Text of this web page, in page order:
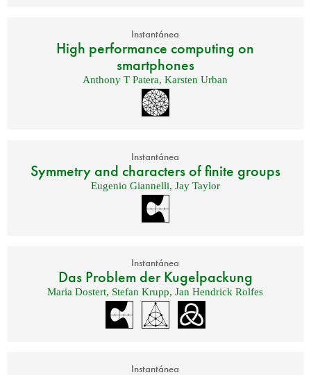
Instantánea
High performance computing on
smartphones
Anthony T Patera,Karsten Urban
Instantánea
Symmetry and characters of finite groups
Eugenio Giannelli, Jay Taylor
Instantánea
Das Problem der Kugelpackung
Maria Dostert, Stefan Krupp,Jan Hendrick Rolfes
Instantánea